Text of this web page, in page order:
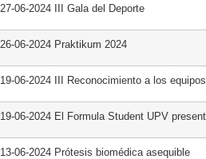
27-06-2024 III Gala del Deporte
26-06-2024 Praktikum 2024
19-06-2024 III Reconocimiento a los
19-06-2024 El Formula Student UPV
13-06-2024 Prótesis biomédica asequible